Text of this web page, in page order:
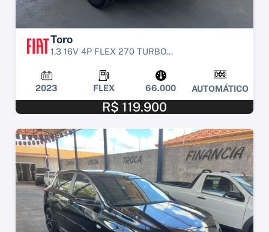
Toro
1.3 16V 4P FLEX 270 TURBO...
2023 FLEX 66.000 AUTOMÁTICO
R$ 119.900